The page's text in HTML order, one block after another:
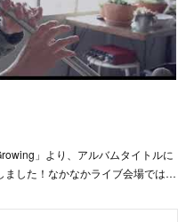
」より、アルバムタイトルに
ました！なかなかライブ会場では…